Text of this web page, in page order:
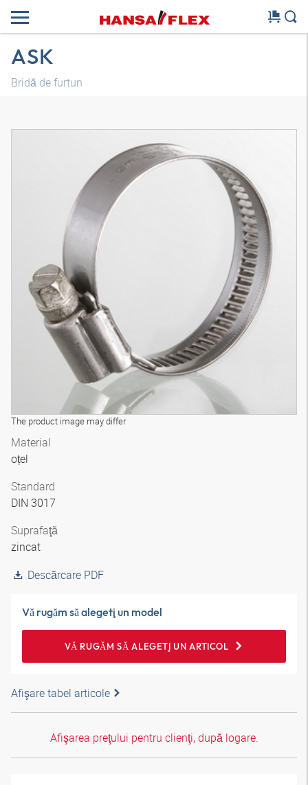
ASK
Bridă de furtun
The product image may differ
Material
oțel
Standard
DIN 3017
Suprafaţă
zincat
Descărcare PDF
Vă rugăm să alegeţi un model
VĂ RUGĂM SĂ ALEGEŢI UN ARTICOL
Afişare tabel articole
Afişarea preţului pentru clienţi, după logare.